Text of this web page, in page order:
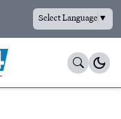
Select Language▼